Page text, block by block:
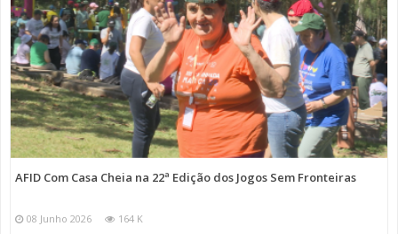
AFID Com Casa Cheia na 22ª Edição dos Jogos Sem Fronteiras
08 Junho 2026 164 K